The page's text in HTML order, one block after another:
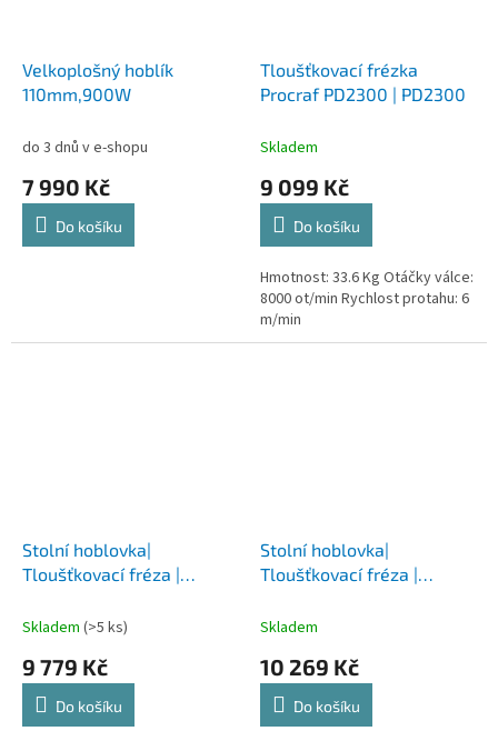
Velkoplošný hoblík
110mm,900W
do 3 dnů v e-shopu
7 990 Kč
Do košíku
Tloušťkovací frézka
Procraf PD2300 | PD2300
Skladem
9 099 Kč
Do košíku
Hmotnost: 33.6 Kg Otáčky válce:
8000 ot/min Rychlost protahu: 6
m/min
Stolní hoblovka|
Tloušťkovací fréza |
Skladem (>5 ks)
9 779 Kč
Do košíku
Stolní hoblovka|
Tloušťkovací fréza |
Skladem
10 269 Kč
Do košíku